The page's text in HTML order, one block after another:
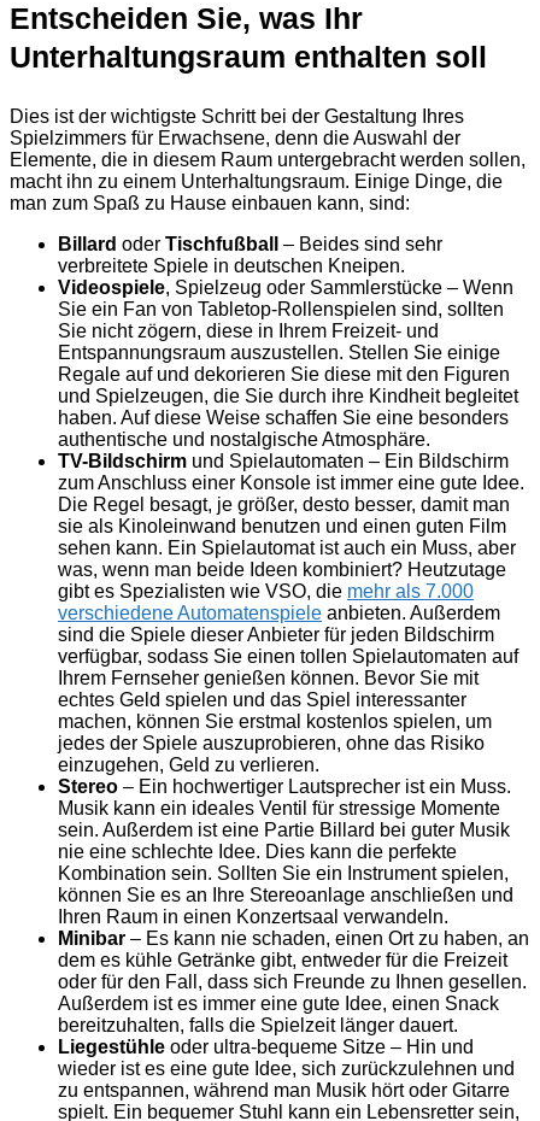
Entscheiden Sie, was Ihr
Unterhaltungsraum enthalten soll
Dies ist der wichtigste Schritt bei der Gestaltung Ihres
Spielzimmers für Erwachsene, denn die Auswahl der
Elemente, die in diesem Raum untergebracht werden sollen,
macht ihn zu einem Unterhaltungsraum. Einige Dinge, die
man zum Spaß zu Hause einbauen kann, sind:
Billard oder Tischfußball – Beides sind sehr
verbreitete Spiele in deutschen Kneipen.
Videospiele, Spielzeug oder Sammlerstücke – Wenn
Sie ein Fan von Tabletop-Rollenspielen sind, sollten
Sie nicht zögern, diese in Ihrem Freizeit- und
Entspannungsraum auszustellen. Stellen Sie einige
Regale auf und dekorieren Sie diese mit den Figuren
und Spielzeugen, die Sie durch ihre Kindheit begleitet
haben. Auf diese Weise schaffen Sie eine besonders
authentische und nostalgische Atmosphäre.
TV-Bildschirm und Spielautomaten – Ein Bildschirm
zum Anschluss einer Konsole ist immer eine gute Idee.
Die Regel besagt, je größer, desto besser, damit man
sie als Kinoleinwand benutzen und einen guten Film
sehen kann. Ein Spielautomat ist auch ein Muss, aber
was, wenn man beide Ideen kombiniert? Heutzutage
gibt es Spezialisten wie VSO, die mehr als 7.000
verschiedene Automatenspiele anbieten. Außerdem
sind die Spiele dieser Anbieter für jeden Bildschirm
verfügbar, sodass Sie einen tollen Spielautomaten auf
Ihrem Fernseher genießen können. Bevor Sie mit
echtes Geld spielen und das Spiel interessanter
machen, können Sie erstmal kostenlos spielen, um
jedes der Spiele auszuprobieren, ohne das Risiko
einzugehen, Geld zu verlieren.
Stereo – Ein hochwertiger Lautsprecher ist ein Muss.
Musik kann ein ideales Ventil für stressige Momente
sein. Außerdem ist eine Partie Billard bei guter Musik
nie eine schlechte Idee. Dies kann die perfekte
Kombination sein. Sollten Sie ein Instrument spielen,
können Sie es an Ihre Stereoanlage anschließen und
Ihren Raum in einen Konzertsaal verwandeln.
Minibar – Es kann nie schaden, einen Ort zu haben, an
dem es kühle Getränke gibt, entweder für die Freizeit
oder für den Fall, dass sich Freunde zu Ihnen gesellen.
Außerdem ist es immer eine gute Idee, einen Snack
bereitzuhalten, falls die Spielzeit länger dauert.
Liegestühle oder ultra-bequeme Sitze – Hin und
wieder ist es eine gute Idee, sich zurückzulehnen und
zu entspannen, während man Musik hört oder Gitarre
spielt. Ein bequemer Stuhl kann ein Lebensretter sein,